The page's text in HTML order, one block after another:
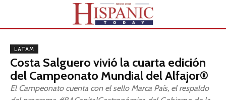
LATAM
Costa Salguero vivió la cuarta edición
del Campeonato Mundial del Alfajor®
El Campeonato cuenta con el sello Marca País, el respaldo